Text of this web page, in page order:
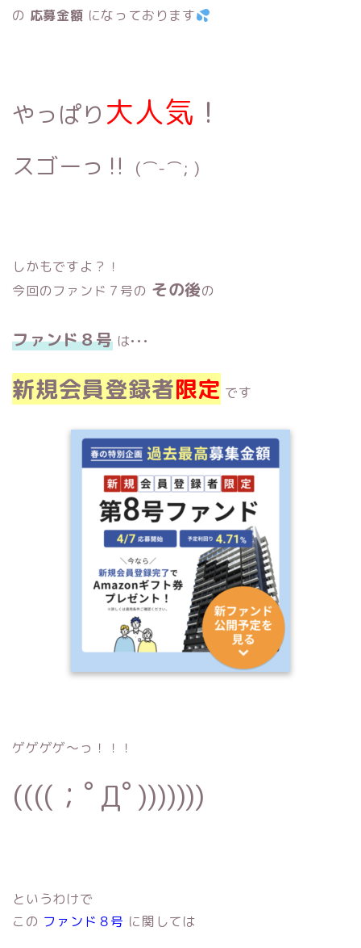
の 応募金額 になっております
やっぱり 大人気 ！
スゴーっ‼︎ (⌒-⌒; )
しかもですよ？！
今回のファンド７号の その後の
ファンド８号は•••
新規会員登録者限定 です
ゲゲゲゲ〜っ！！！
((((；ﾟДﾟ)))))))
というわけで
この ファンド８号 に関しては